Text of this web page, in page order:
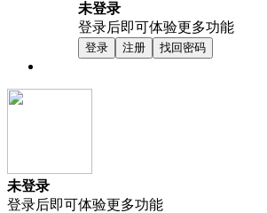
未登录
登录后即可体验更多功能
登录 注册 找回密码
未登录
登录后即可体验更多功能